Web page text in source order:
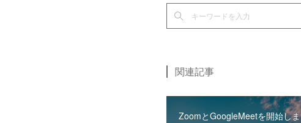
関連記事
ZoomとGoogleMeetを開始しま